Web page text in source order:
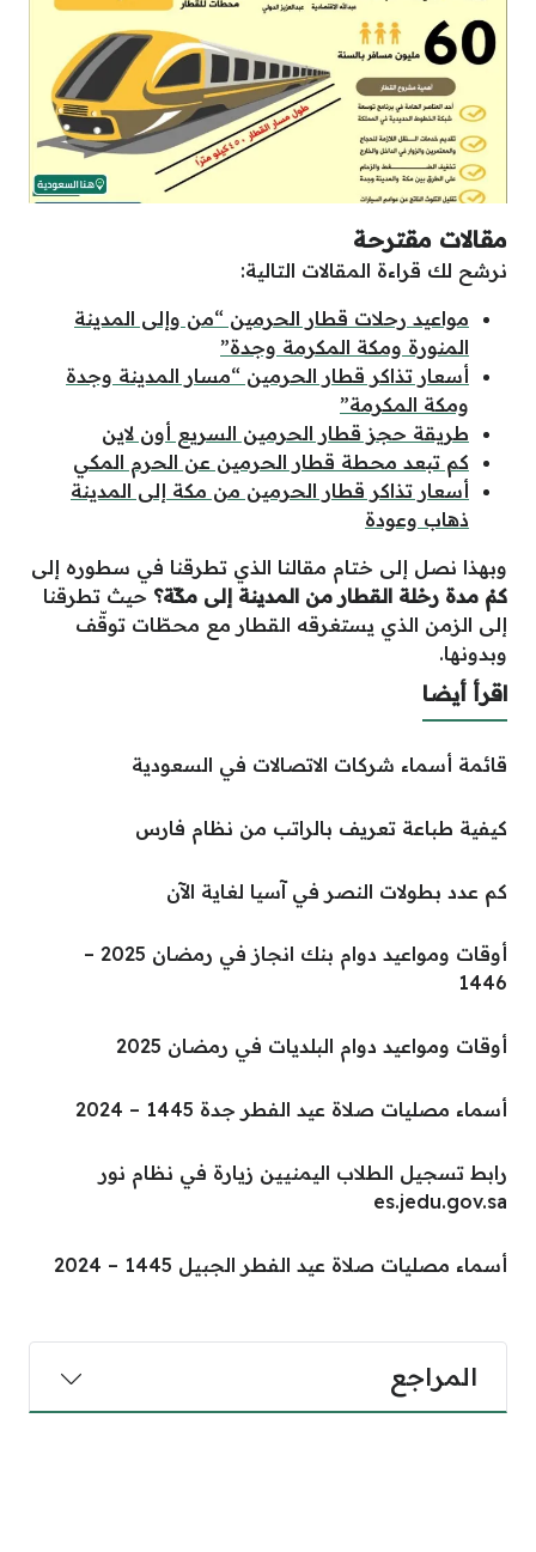
مقالات مقترحة
نرشح لك قراءة المقالات التالية:
مواعيد رحلات قطار الحرمين “من وإلى المدينة
المنورة ومكة المكرمة وجدة”
أسعار تذاكر قطار الحرمين “مسار المدينة وجدة
ومكة المكرمة”
طريقة حجز قطار الحرمين السريع أون لاين
كم تبعد محطة قطار الحرمين عن الحرم المكي
أسعار تذاكر قطار الحرمين من مكة إلى المدينة
ذهاب وعودة
وبهذا نصل إلى ختام مقالنا الذي تطرقنا في سطوره إلى
كمْ مدة رحْلة القطار من المدينة إلى مكّة؟ حيث تطرقنا
إلى الزمن الذي يستغرقه القطار مع محطّات توقّف
وبدونها.
اقرأ أيضا
قائمة أسماء شركات الاتصالات في السعودية
كيفية طباعة تعريف بالراتب من نظام فارس
كم عدد بطولات النصر في آسيا لغاية الآن
أوقات ومواعيد دوام بنك انجاز في رمضان 2025 –
1446
أوقات ومواعيد دوام البلديات في رمضان 2025
أسماء مصليات صلاة عيد الفطر جدة 1445 – 2024
رابط تسجيل الطلاب اليمنيين زيارة في نظام نور
es.jedu.gov.sa
أسماء مصليات صلاة عيد الفطر الجبيل 1445 – 2024
المراجع